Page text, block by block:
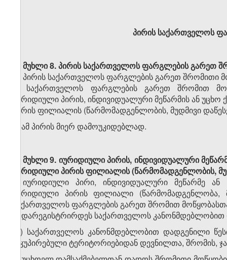
პირის საქართველოს
მუხლი 8.პირის საქართველოს ფარგლების გარეთ
პირის საქართველოს ფარგლების გარეთ შრომითი
ა) საქართველოს ფარგლების გარეთ შრომით
იურიდიული პირის, ინდივიდუალური მეწარმის ან
პირის ფილიალის (წარმომადგენლობის, მუდმივი
ბ) ამ პირის მიერ დამოუკიდებლად.
მუხლი 9. იურიდიული პირის, ინდივიდუალური
იურიდიული პირის ფილიალის (წარმომადგენლობის,
იურიდიული პირი, ინდივიდუალური მეწარმე ან
იურიდიული პირის ფილიალი (წარმომადგენლობა,
საქართველოს ფარგლების გარეთ შრომით
ა) დარეგისტრირდეს საქართველოს კანონმდებლობით
) საქართველოს კანონმდებლობით დადგენილი
ოკუპირებული ტერიტორიებიდან დევნილთა, შრომის,